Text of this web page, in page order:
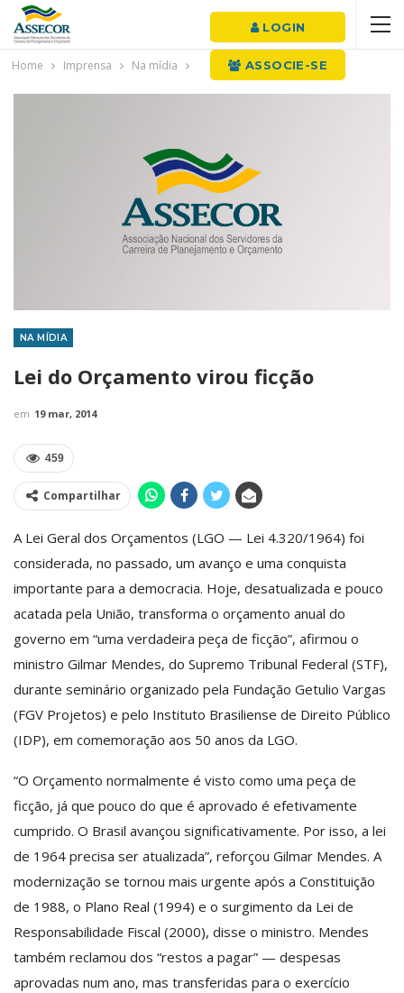
LOGIN
ASSOCIE-SE
Home Imprensa Na mídia
NA MÍDIA
Lei do Orçamento virou ficção
em 19 mar, 2014
459
Compartilhar
A Lei Geral dos Orçamentos (LGO — Lei 4.320/1964) foi
considerada, no passado, um avanço e uma conquista
importante para a democracia. Hoje, desatualizada e pouco
acatada pela União, transforma o orçamento anual do
governo em “uma verdadeira peça de ficção”, afirmou o
ministro Gilmar Mendes, do Supremo Tribunal Federal (STF),
durante seminário organizado pela Fundação Getulio Vargas
(FGV Projetos) e pelo Instituto Brasiliense de Direito Público
(IDP), em comemoração aos 50 anos da LGO.
“O Orçamento normalmente é visto como uma peça de
ficção, já que pouco do que é aprovado é efetivamente
cumprido. O Brasil avançou significativamente. Por isso, a lei
de 1964 precisa ser atualizada”, reforçou Gilmar Mendes. A
modernização se tornou mais urgente após a Constituição
de 1988, o Plano Real (1994) e o surgimento da Lei de
Responsabilidade Fiscal (2000), disse o ministro. Mendes
também reclamou dos “restos a pagar” — despesas
aprovadas num ano, mas transferidas para o exercício